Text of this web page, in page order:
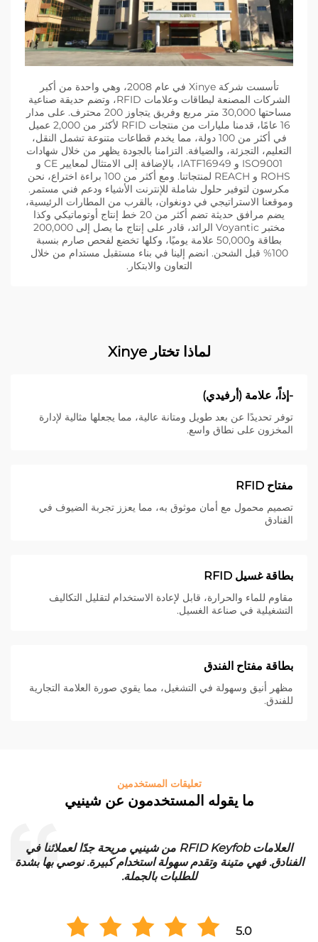
تأسست شركة Xinye في عام 2008، وهي واحدة من أكبر
الشركات المصنعة لبطاقات وعلامات RFID، وتضم حديقة صناعية
مساحتها 30,000 متر مربع وفريق يتجاوز 200 محترف. على مدار
16 عامًا، قدمنا مليارات من منتجات RFID لأكثر من 2,000 عميل
في أكثر من 100 دولة، مما يخدم قطاعات متنوعة تشمل النقل،
التعليم، التجزئة، والضيافة. التزامنا بالجودة يظهر من خلال شهادات
ISO9001 و IATF16949، بالإضافة إلى الامتثال لمعايير CE و
ROHS و REACH لمنتجاتنا. ومع أكثر من 100 براءة اختراع، نحن
مكرسون لتوفير حلول شاملة للإنترنت الأشياء ودعم فني مستمر.
وموقعنا الاستراتيجي في دونغوان، بالقرب من المطارات الرئيسية،
يضم مرافق حديثة تضم أكثر من 20 خط إنتاج أوتوماتيكي وكذا
مختبر Voyantic الرائد، قادر على إنتاج ما يصل إلى 200,000
بطاقة و50,000 علامة يوميًا، وكلها تخضع لفحص صارم بنسبة
100% قبل الشحن. انضم إلينا في بناء مستقبل مستدام من خلال
التعاون والابتكار.
لماذا تختار Xinye
-إذاً، علامة (أرفيدي)
توفر تحديدًا عن بعد طويل ومتانة عالية، مما يجعلها مثالية لإدارة
المخزون على نطاق واسع.
مفتاح RFID
تصميم محمول مع أمان موثوق به، مما يعزز تجربة الضيوف في
الفنادق
بطاقة غسيل RFID
مقاوم للماء والحرارة، قابل لإعادة الاستخدام لتقليل التكاليف
التشغيلية في صناعة الغسيل.
بطاقة مفتاح الفندق
مظهر أنيق وسهولة في التشغيل، مما يقوي صورة العلامة التجارية
للفندق.
تعليقات المستخدمين
ما يقوله المستخدمون عن شينيي
العلامات RFID Keyfob من شينيي مريحة جدًا لعملائنا في
الفنادق. فهي متينة وتقدم سهولة استخدام كبيرة. نوصي بها بشدة
للطلبات بالجملة.
5.0